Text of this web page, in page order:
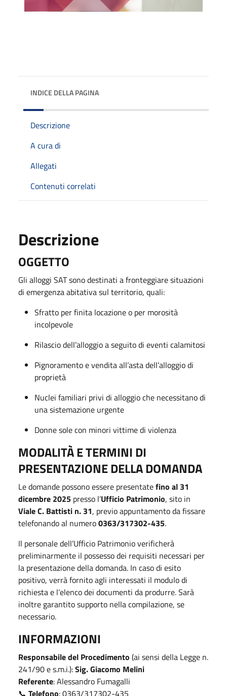
INDICE DELLA PAGINA
Descrizione
A cura di
Allegati
Contenuti correlati
Descrizione
OGGETTO
Gli alloggi SAT sono destinati a fronteggiare situazioni
di emergenza abitativa sul territorio, quali:
Sfratto per finita locazione o per morosità
incolpevole
Rilascio dell’alloggio a seguito di eventi calamitosi
Pignoramento e vendita all’asta dell’alloggio di
proprietà
Nuclei familiari privi di alloggio che necessitano di
una sistemazione urgente
Donne sole con minori vittime di violenza
MODALITÀ E TERMINI DI
PRESENTAZIONE DELLA DOMANDA
Le domande possono essere presentatefino al 31
dicembre 2025 presso l’Ufficio Patrimonio, sito in
Viale C. Battisti n. 31, previo appuntamento da fissare
telefonando al numero0363/317302-435.
Il personale dell’Ufficio Patrimonio verificherà
preliminarmente il possesso dei requisiti necessari per
la presentazione della domanda. In caso di esito
positivo, verrà fornito agli interessati il modulo di
richiesta e l’elenco dei documenti da produrre. Sarà
inoltre garantito supporto nella compilazione, se
necessario.
INFORMAZIONI
Responsabile del Procedimento (ai sensi della Legge n.
241/90 e s.m.i.):Sig. Giacomo Melini
Referente: Alessandro Fumagalli
📞 Telefono: 0363/317302-435